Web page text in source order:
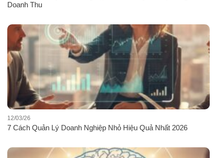
Doanh Thu
7 Cách Quản Lý Doanh Nghiệp Nhỏ Hiệu Quả Nhất 2026
12/03/26